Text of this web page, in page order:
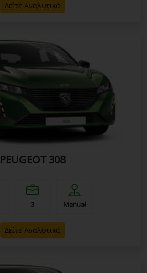
Δείτε Αναλυτικά
PEUGEOT 308
3 Manual
Δείτε Αναλυτικά